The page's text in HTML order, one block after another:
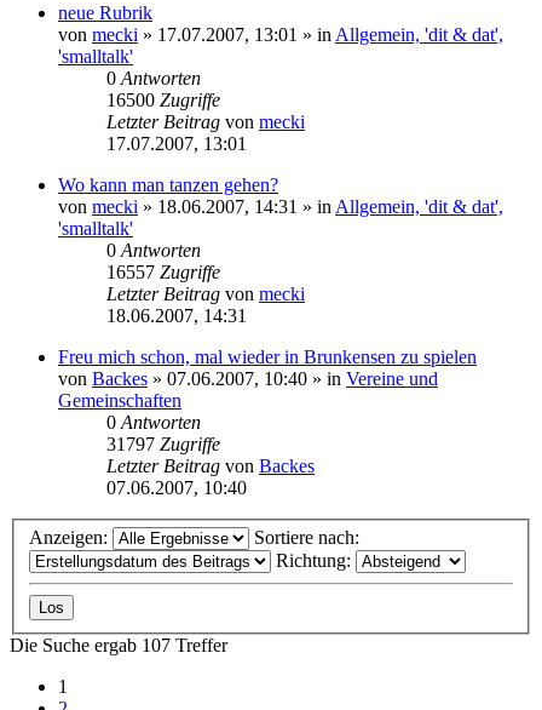
neue Rubrik
von mecki » 17.07.2007, 13:01 » in Allgemein, 'dit & dat',
'smalltalk'
0 Antworten
16500 Zugriffe
Letzter Beitrag von mecki
17.07.2007, 13:01
Wo kann man tanzen gehen?
von mecki » 18.06.2007, 14:31 » in Allgemein, 'dit & dat',
'smalltalk'
0 Antworten
16557 Zugriffe
Letzter Beitrag von mecki
18.06.2007, 14:31
Freu mich schon, mal wieder in Brunkensen zu spielen
von Backes » 07.06.2007, 10:40 » in Vereine und
Gemeinschaften
0 Antworten
31797 Zugriffe
Letzter Beitrag von Backes
07.06.2007, 10:40
Anzeigen:
Sortiere nach:
Richtung:
Die Suche ergab 107 Treffer
1